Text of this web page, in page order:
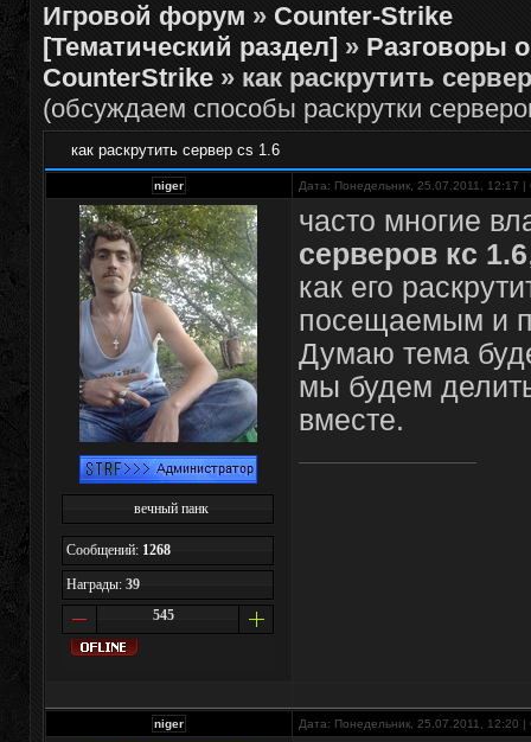
Игровой форум » Counter-Strike
[Тематический раздел] » Разговоры о
CounterStrike » как раскрутить
(обсуждаем способы раскрутки
как раскрутить сервер cs 1.6
niger Дата: Понедельник, 25.07.2011, 12:17
вечный панк
Сообщений: 1268
Награды: 39
545
часто многие
серверов кс 1.6
как его
посещаемым и
Думаю тема
мы будем
вместе.
niger Дата: Понедельник, 25.07.2011, 12:20